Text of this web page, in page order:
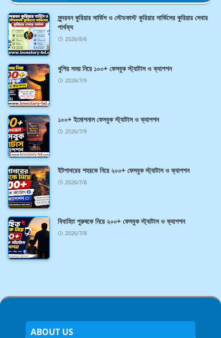
সুন্দরবন কুরিয়ার সার্ভিস ও স্টেডফাস্ট কুরিয়ার সার্ভিসের কুরিয়ার সেবার
পার্থক্য
2026/8/6
খুশির সময় নিয়ে ১০০+ ফেসবুক স্ট্যাটাস ও ক্যাপশন
2026/7/9
১০০+ ইমোশনাল ফেসবুক স্ট্যাটাস ও ক্যাপশন
2026/7/9
ইটপাথরের শহরকে নিয়ে ২০০+ ফেসবুক স্ট্যাটাস ও ক্যাপশন
2026/7/8
বিবাহিত পুরুষকে নিয়ে ২০০+ ফেসবুক স্ট্যাটাস ও ক্যাপশন
2026/7/8
ABOUT US